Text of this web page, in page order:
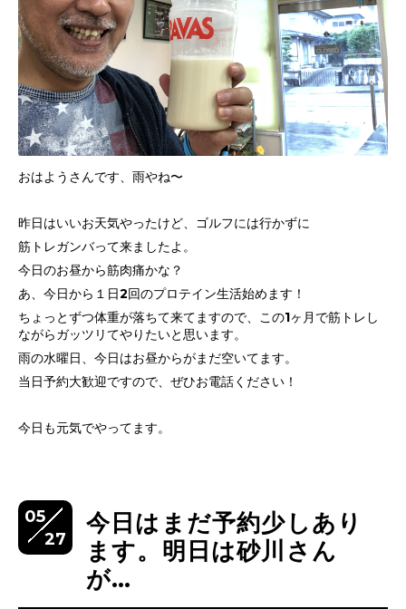
おはようさんです、雨やね〜
昨日はいいお天気やったけど、ゴルフには行かずに
筋トレガンバって来ましたよ。
今日のお昼から筋肉痛かな？
あ、今日から１日2回のプロテイン生活始めます！
ちょっとずつ体重が落ちて来てますので、この1ヶ月で筋トレし
ながらガッツリてやりたいと思います。
雨の水曜日、今日はお昼からがまだ空いてます。
当日予約大歓迎ですので、ぜひお電話ください！
今日も元気でやってます。
05
27
今日はまだ予約少しあり
ます。明日は砂川さん
が…